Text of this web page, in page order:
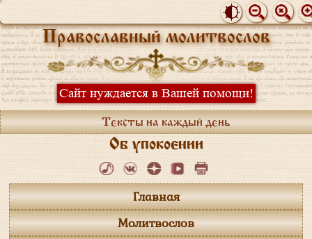
Православный молитвослов
Сайт нуждается в Вашей помощи!
Тексты на каждый день
Об упокоении
Главная
Молитвослов